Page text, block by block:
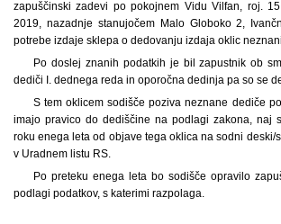
zapuščinski zadevi po pokojnem Vidu Vilfan, roj.
2019, nazadnje stanujočem Malo Globoko 2,
potrebe izdaje sklepa o dedovanju izdaja oklic
Po doslej znanih podatkih je bil zapustnik ob
dediči I. dednega reda in oporočna dedinja pa so se
S tem oklicem sodišče poziva neznane dediče
imajo pravico do dediščine na podlagi zakona, naj
roku enega leta od objave tega oklica na sodni deski/
v Uradnem listu RS.
Po preteku enega leta bo sodišče opravilo
podlagi podatkov, s katerimi razpolaga.